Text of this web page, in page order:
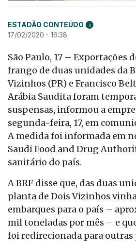
ESTADÃO CONTEÚDO i
17/02/2020 - 16:38
São Paulo, 17 – Exportações
frango de duas unidades da
Vizinhos (PR) e Francisco
Arábia Saudita foram
suspensas, informou a
segunda-feira, 17, em
A medida foi informada em
Saudi Food and Drug
sanitário do país.
A BRF disse que, das duas
planta de Dois Vizinhos
embarques para o país –
mil toneladas por mês – e
foi redirecionada para outras